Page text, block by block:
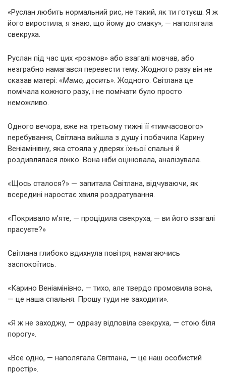
«Руслан любить нормальний рис, не такий, як ти готуєш. Я ж
його виростила, я знаю, що йому до смаку», — наполягала
свекруха.
Руслан під час цих «розмов» або взагалі мовчав, або
незграбно намагався перевести тему. Жодного разу він не
сказав матері: «Мамо, досить» . Жодного. Світлана це
помічала кожного разу, і не помічати було просто
неможливо.
Одного вечора, вже на третьому тижні її «тимчасового»
перебування, Світлана вийшла з душу і побачила Карину
Веніамінівну, яка стояла у дверях їхньої спальні й
роздивлялася ліжко. Вона ніби оцінювала, аналізувала.
«Щось сталося?» — запитала Світлана, відчуваючи, як
всередині наростає хвиля роздратування.
«Покривало м’яте, — процідила свекруха, — ви його взагалі
прасуєте?»
Світлана глибоко вдихнула повітря, намагаючись
заспокоїтись.
«Карино Веніамінівно, — тихо, але твердо промовила вона,
— це наша спальня. Прошу туди не заходити».
«Я ж не заходжу, — одразу відповіла свекруха, — стою біля
порогу».
«Все одно, — наполягала Світлана, — це наш особистий
простір».